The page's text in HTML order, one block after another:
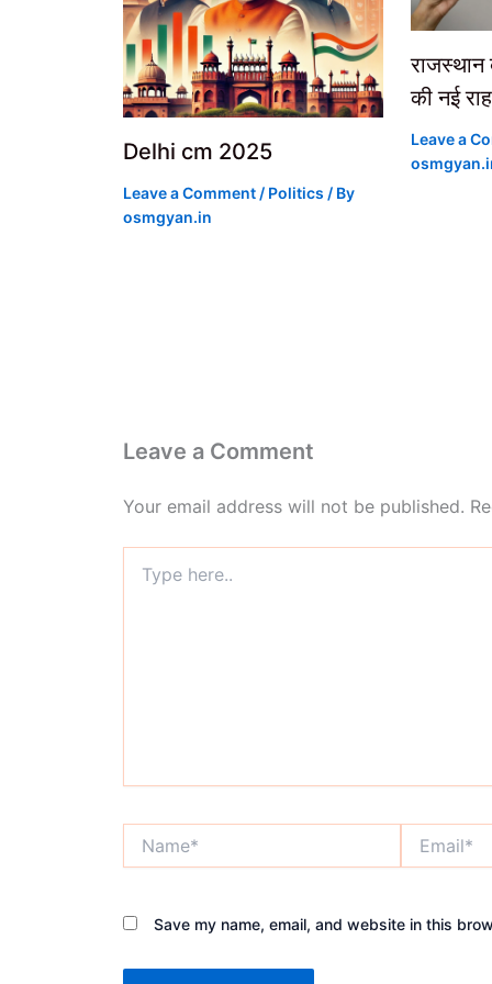
Delhi cm 2025
Leave a Comment / Politics / By
osmgyan.in
की नई
Leave a
Leave a Comment
Your email address will not be published.
here..
Save my name, email, and website in this